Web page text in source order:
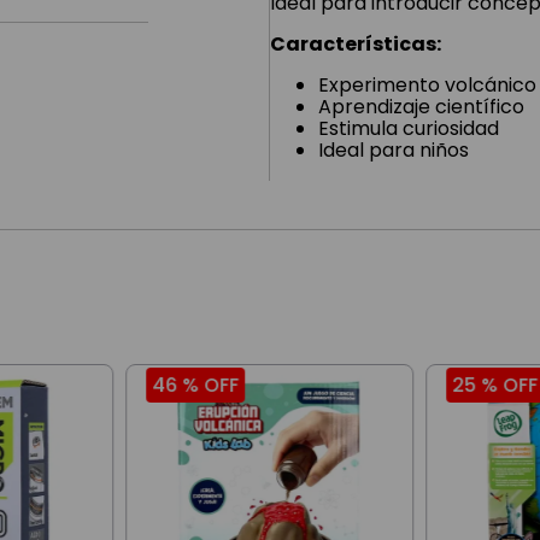
Características:
Experimento volcánico
Aprendizaje científico
Estimula curiosidad
Ideal para niños
46 % OFF 25 % OFF